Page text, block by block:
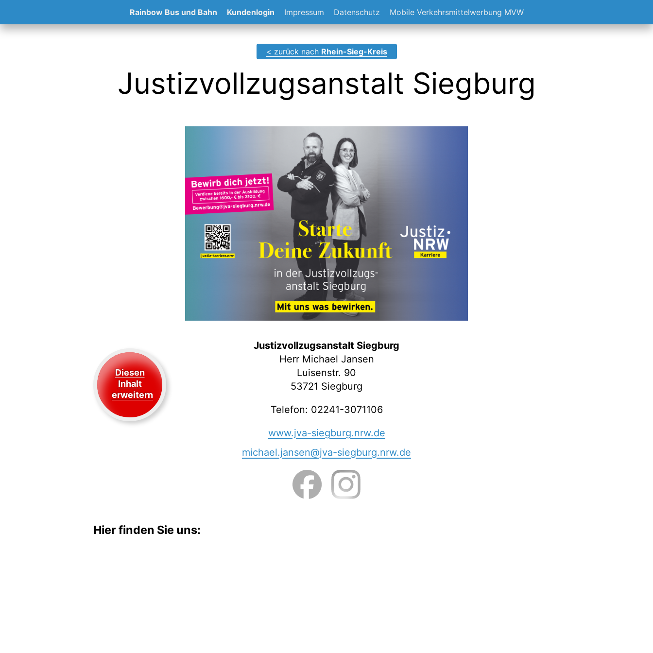
Rainbow Bus und Bahn Kundenlogin Impressum Datenschutz Mobile Verkehrsmittelwerbung MVW
< zurück nach Rhein-Sieg-Kreis
Justizvollzugsanstalt Siegburg
Diesen
Inhalt
erweitern
Justizvollzugsanstalt Siegburg
Herr Michael Jansen
Luisenstr. 90
53721 Siegburg
Telefon: 02241-3071106
www.jva-siegburg.nrw.de
michael.jansen@jva-siegburg.nrw.de
Hier finden Sie uns: